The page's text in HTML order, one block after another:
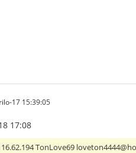
17 15:39:05
17:08
TonLove69